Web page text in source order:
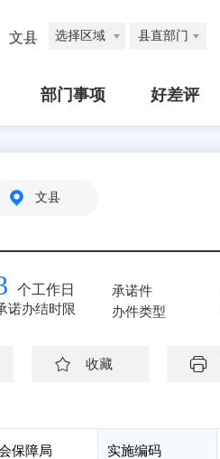
文县 选择区域 县直部门
部门事项 好差评
文县
个工作日
诺办结时限
承诺件
办件类型
收藏
保障局 实施编码